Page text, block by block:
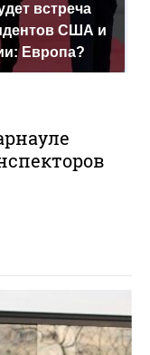
встреча
США и
Европа?